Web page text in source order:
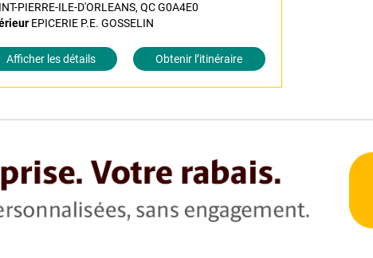
PIERRE-ILE-D'ORLEANS, QC G0A4E0
EPICERIE P.E. GOSSELIN
Afficher les détails Obtenir l’itinéraire